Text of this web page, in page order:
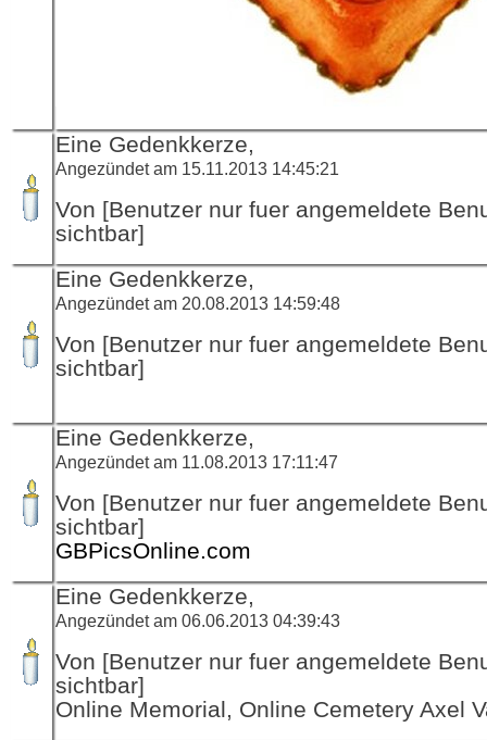
Eine Gedenkkerze,
Angezündet am 15.11.2013 14:45:21
Von [Benutzer nur fuer angemeldete
sichtbar]
Eine Gedenkkerze,
Angezündet am 20.08.2013 14:59:48
Von [Benutzer nur fuer angemeldete
sichtbar]
Eine Gedenkkerze,
Angezündet am 11.08.2013 17:11:47
Von [Benutzer nur fuer angemeldete
sichtbar]
GBPicsOnline.com
Eine Gedenkkerze,
Angezündet am 06.06.2013 04:39:43
Von [Benutzer nur fuer angemeldete
sichtbar]
Online Memorial, Online Cemetery Axel